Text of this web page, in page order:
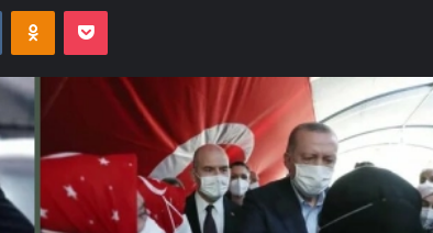
VKontakteOdnoklassniki
Pocket